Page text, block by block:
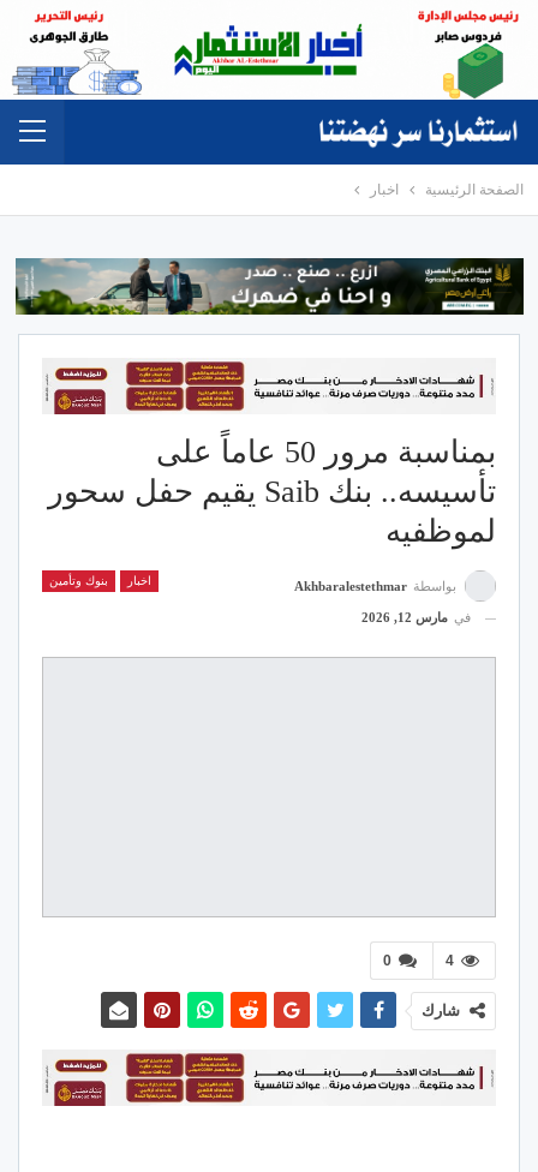
الصفحة الرئيسية اخبار
بمناسبة مرور 50 عاماً على
تأسيسه.. بنك Saib يقيم حفل سحور
لموظفيه
اخبار بنوك وتأمين بواسطة Akhbaralestethmar
في مارس 12, 2026
0 4
شارك